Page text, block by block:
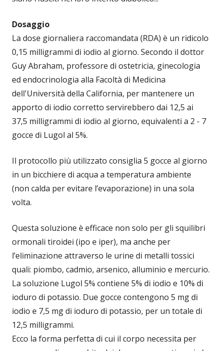
Dosaggio
La dose giornaliera raccomandata (RDA) è un ridicolo
0,15 milligrammi di iodio al giorno. Secondo il dottor
Guy Abraham, professore di ostetricia, ginecologia
ed endocrinologia alla Facoltà di Medicina
dell'Università della California, per mantenere un
apporto di iodio corretto servirebbero dai 12,5 ai
37,5 milligrammi di iodio al giorno, equivalenti a 2 - 7
gocce di Lugol al 5%.
Il protocollo più utilizzato consiglia 5 gocce al giorno
in un bicchiere di acqua a temperatura ambiente
(non calda per evitare l’evaporazione) in una sola
volta.
Questa soluzione è efficace non solo per gli squilibri
ormonali tiroidei (ipo e iper), ma anche per
l’eliminazione attraverso le urine di metalli tossici
quali: piombo, cadmio, arsenico, alluminio e mercurio.
La soluzione Lugol 5% contiene 5% di iodio e 10% di
ioduro di potassio. Due gocce contengono 5 mg di
iodio e 7,5 mg di ioduro di potassio, per un totale di
12,5 milligrammi.
Ecco la forma perfetta di cui il corpo necessita per